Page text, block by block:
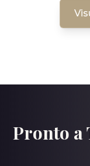
Pronto a